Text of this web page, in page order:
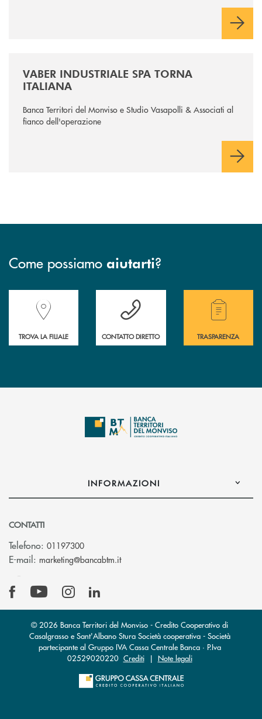
VABER INDUSTRIALE SPA TORNA
ITALIANA
Banca Territori del Monviso e Studio Vasapolli & Associati al
fianco dell'operazione
Come possiamo aiutarti?
Accedi all' elenco completo delle filiali della Banca.
TROVA LA FILIALE
Hai bisogno di assistenza immediata?
CONTATTO DIRETTO
Hai bisogno di
TRASPARENZA
INFORMAZIONI
CONTATTI
Telefono: 01197300
E-mail: marketing@bancabtm.it(si apre l’app di posta elettronica)
© 2026 Banca Territori del Monviso - Credito Cooperativo di
Casalgrasso e Sant'Albano Stura Società cooperativa - Società
partecipante al Gruppo IVA Cassa Centrale Banca · P.Iva
02529020220 Crediti| Note legali